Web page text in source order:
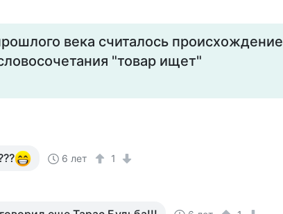
века считалось происхождение
"товар ищет"
6 лет 1